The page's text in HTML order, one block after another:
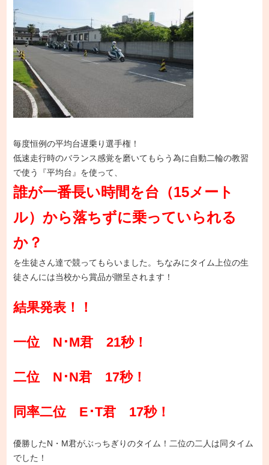
毎度恒例の平均台遅乗り選手権！
低速走行時のバランス感覚を磨いてもらう為に自動二輪の教習
で使う『平均台』を使って、
誰が一番長い時間を台（15メート
ル）から落ちずに乗っていられる
か？
を生徒さん達で競ってもらいました。ちなみにタイム上位の生
徒さんには当校から賞品が贈呈されます！
結果発表！！
一位 N･M君 21秒！
二位 N･N君 17秒！
同率二位 E･T君 17秒！
優勝したN・M君がぶっちぎりのタイム！二位の二人は同タイム
でした！